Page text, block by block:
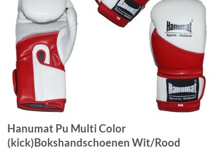
Hanumat Pu Multi Color
(kick)Bokshandschoenen Wit/Rood